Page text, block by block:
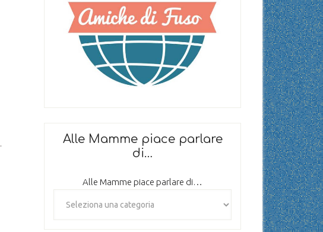
.
Alle Mamme piace parlare
di…
Alle Mamme piace parlare di…